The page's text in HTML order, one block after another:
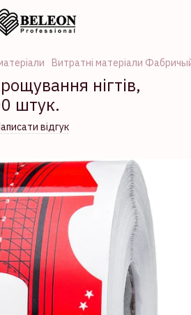
Витратні матеріали
нігтів,
штук.
відгук